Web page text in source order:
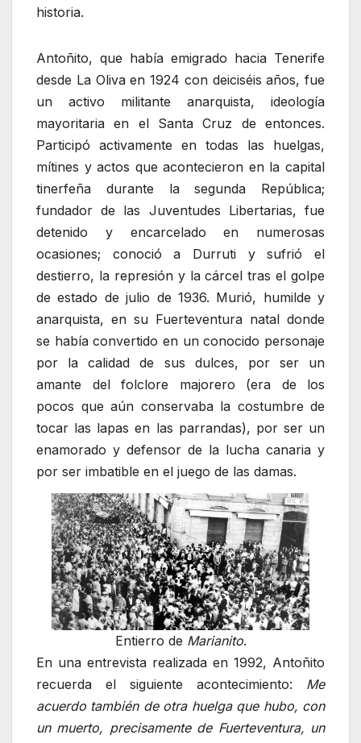
historia.
Antoñito, que había emigrado hacia Tenerife
desde La Oliva en 1924 con deiciséis años, fue
un activo militante anarquista, ideología
mayoritaria en el Santa Cruz de entonces.
Participó activamente en todas las huelgas,
mítines y actos que acontecieron en la capital
tinerfeña durante la segunda República;
fundador de las Juventudes Libertarias, fue
detenido y encarcelado en numerosas
ocasiones; conoció a Durruti y sufrió el
destierro, la represión y la cárcel tras el golpe
de estado de julio de 1936. Murió, humilde y
anarquista, en su Fuerteventura natal donde
se había convertido en un conocido personaje
por la calidad de sus dulces, por ser un
amante del folclore majorero (era de los
pocos que aún conservaba la costumbre de
tocar las lapas en las parrandas), por ser un
enamorado y defensor de la lucha canaria y
por ser imbatible en el juego de las damas.
Entierro de Marianito.
En una entrevista realizada en 1992, Antoñito
recuerda el siguiente acontecimiento: Me
acuerdo también de otra huelga que hubo, con
un muerto, precisamente de Fuerteventura, un